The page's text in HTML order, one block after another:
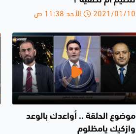
2021/01/10 الأحد 11:38 ص
موضوع الحلقة .. أواعدك بالوعد
وازكيك يامظلوم